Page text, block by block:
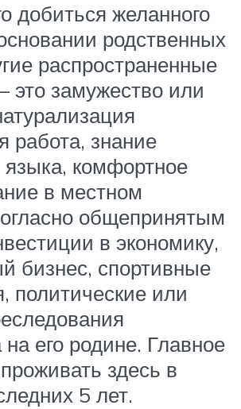
добиться желанного
родственных
распространенные
замужество или
работа, знание
комфортное
в местном
общепринятым
в экономику,
бизнес, спортивные
политические или
его родине. Главное
здесь в
5 лет.